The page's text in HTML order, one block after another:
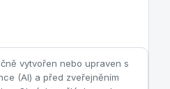
vytvořen nebo upraven s
(AI) a před zveřejněním